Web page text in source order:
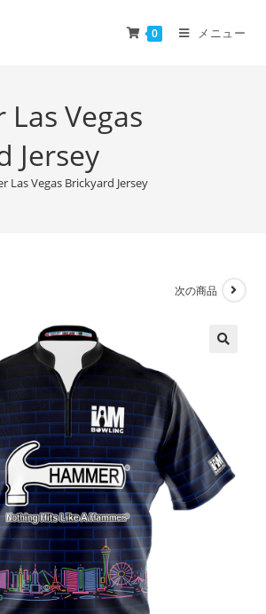
0 メニュー
Vegas
Jersey
Las Vegas Brickyard Jersey
次の商品